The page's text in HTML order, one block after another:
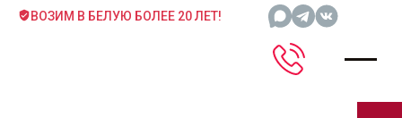
ВОЗИМ В БЕЛУЮ БОЛЕЕ 20 ЛЕТ!